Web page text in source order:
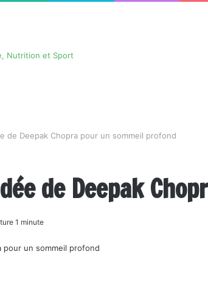
de Deepak Chopra pour un sommeil profond
de Deepak
1 minute